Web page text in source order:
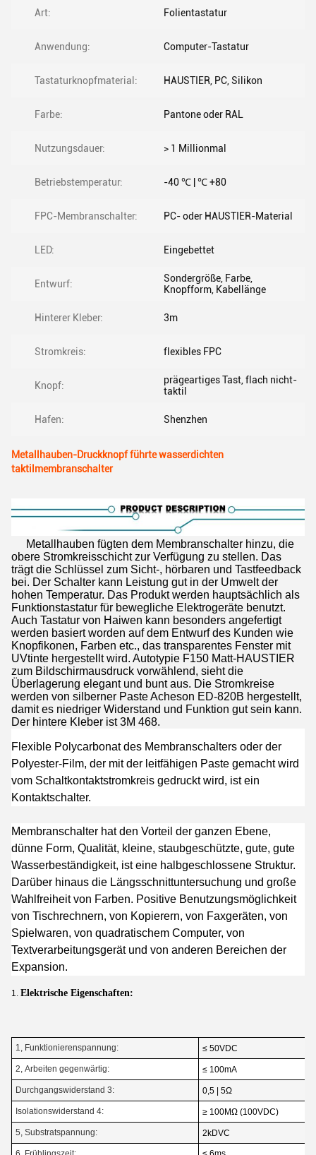
Art: Folientastatur
Anwendung: Computer-Tastatur
Tastaturknopfmaterial: HAUSTIER, PC, Silikon
Farbe: Pantone oder RAL
Nutzungsdauer: > 1 Millionmal
Betriebstemperatur: -40 ℃ | ℃ +80
FPC-Membranschalter: PC- oder HAUSTIER-Material
LED: Eingebettet
Entwurf:
Sondergröße, Farbe,
Knopfform, Kabellänge
Hinterer Kleber: 3m
Stromkreis: flexibles FPC
Knopf:
prägeartiges Tast, flach nicht-
taktil
Hafen: Shenzhen
Metallhauben-Druckknopf führte wasserdichten
taktilmembranschalter
Metallhauben fügten dem Membranschalter hinzu, die
obere Stromkreisschicht zur Verfügung zu stellen. Das
trägt die Schlüssel zum Sicht-, hörbaren und Tastfeedback
bei. Der Schalter kann Leistung gut in der Umwelt der
hohen Temperatur. Das Produkt werden hauptsächlich als
Funktionstastatur für bewegliche Elektrogeräte benutzt.
Auch Tastatur von Haiwen kann besonders angefertigt
werden basiert worden auf dem Entwurf des Kunden wie
Knopfikonen, Farben etc., das transparentes Fenster mit
UVtinte hergestellt wird. Autotypie F150 Matt-HAUSTIER
zum Bildschirmausdruck vorwählend, sieht die
Überlagerung elegant und bunt aus. Die Stromkreise
werden von silberner Paste Acheson ED-820B hergestellt,
damit es niedriger Widerstand und Funktion gut sein kann.
Der hintere Kleber ist 3M 468.
Flexible Polycarbonat des Membranschalters oder der
Polyester-Film, der mit der leitfähigen Paste gemacht wird
vom Schaltkontaktstromkreis gedruckt wird, ist ein
Kontaktschalter.
Membranschalter hat den Vorteil der ganzen Ebene,
dünne Form, Qualität, kleine, staubgeschützte, gute, gute
Wasserbeständigkeit, ist eine halbgeschlossene Struktur.
Darüber hinaus die Längsschnittuntersuchung und große
Wahlfreiheit von Farben. Positive Benutzungsmöglichkeit
von Tischrechnern, von Kopierern, von Faxgeräten, von
Spielwaren, von quadratischem Computer, von
Textverarbeitungsgerät und von anderen Bereichen der
Expansion.
1. Elektrische Eigenschaften:
1, Funktionierenspannung: ≤ 50VDC
2, Arbeiten gegenwärtig: ≤ 100mA
Durchgangswiderstand 3: 0,5 | 5Ω
Isolationswiderstand 4: ≥ 100MΩ (100VDC)
5, Substratspannung: 2kDVC